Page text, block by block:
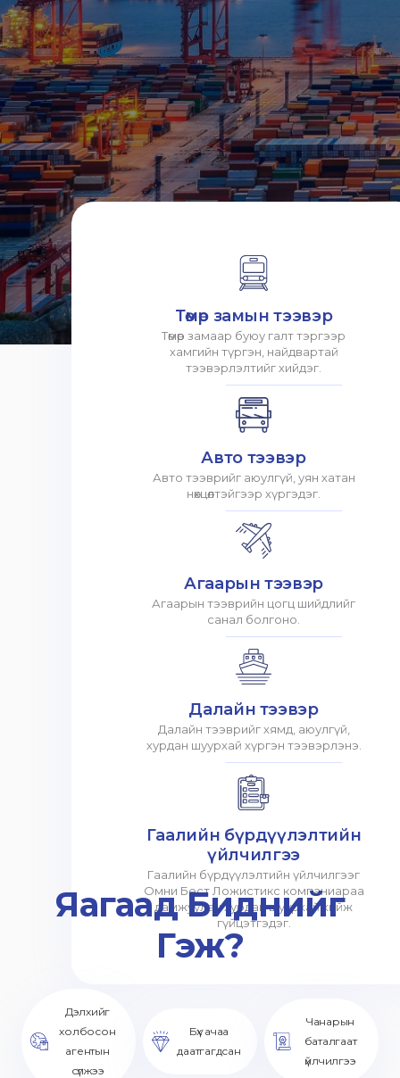
Төмөр замын тээвэр
Төмөр замаар буюу галт тэргээр
хамгийн түргэн, найдвартай
тээвэрлэлтийг хийдэг.
Авто тээвэр
Авто тээврийг аюулгүй, уян хатан
нөхцөлтэйгээр хүргэдэг.
Агаарын тээвэр
Агаарын тээврийн цогц шийдлийг
санал болгоно.
Далайн тээвэр
Далайн тээврийг хямд, аюулгүй,
хурдан шуурхай хүргэн тээвэрлэнэ.
Гаалийн бүрдүүлэлтийн
үйлчилгээ
Гаалийн бүрдүүлэлтийн үйлчилгээг
Омни Бест Ложистикс компаниараа
дамжуулан хурдан шуурхай хийж
гүйцэтгэдэг.
Яагаад Биднийг
Гэж?
Дэлхийг
холбосон
агентын
сүлжээ
Бүх ачаа
даатгагдсан
Чанарын
баталгаат
үйлчилгээ